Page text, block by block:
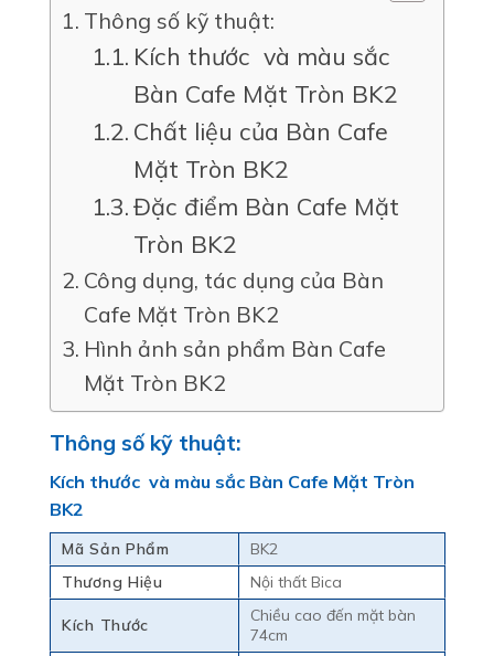
Thông số kỹ thuật:
Kích thước và màu sắc
Bàn Cafe Mặt Tròn BK2
Chất liệu của Bàn Cafe
Mặt Tròn BK2
Đặc điểm Bàn Cafe Mặt
Tròn BK2
Công dụng, tác dụng của Bàn
Cafe Mặt Tròn BK2
Hình ảnh sản phẩm Bàn Cafe
Mặt Tròn BK2
Thông số kỹ thuật:
Kích thước và màu sắc Bàn Cafe Mặt Tròn
BK2
Mã Sản Phẩm
BK2
Thương Hiệu
Nội thất Bica
Kích Thước
Chiều cao đến mặt bàn
74cm